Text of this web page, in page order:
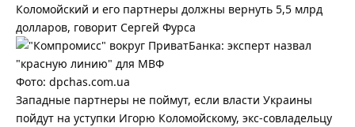
Коломойский и его партнеры должны вернуть 5,5 млрд
долларов, говорит Сергей Фурса
Фото: dpchas.com.ua
Западные партнеры не поймут, если власти Украины
пойдут на уступки Игорю Коломойскому, экс-совладельцу